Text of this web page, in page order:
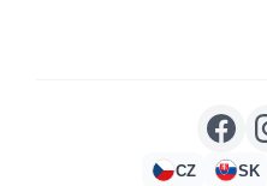
CZ SK